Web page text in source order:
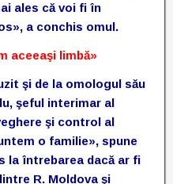
ales că voi fi în
a conchis omul.
aceeaşi limbă»
şi de la omologul său
şeful interimar al
şi control al
o familie», spune
la întrebarea dacă ar fi
R. Moldova şi